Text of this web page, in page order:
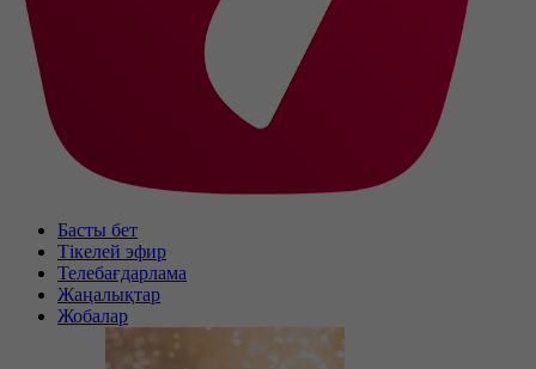
Басты бет
Тікелей эфир
Телебағдарлама
Жаңалықтар
Жобалар